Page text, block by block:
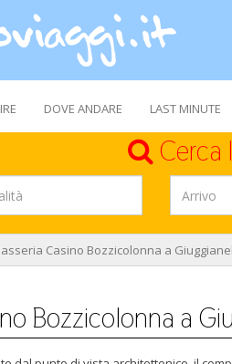
DOVE ANDARE LAST MINUTE
Cerca
Casino Bozzicolonna a
Bozzicolonna a